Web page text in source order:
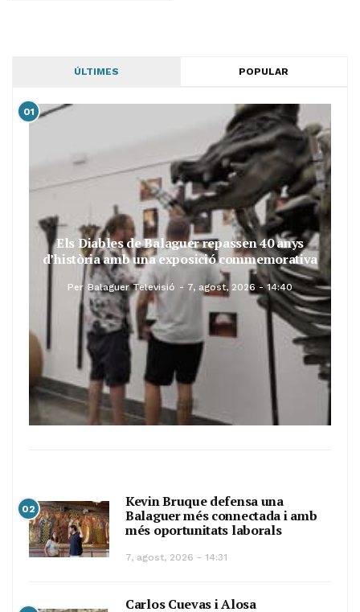
ÚLTIMES POPULAR
01
Els Diables de Balaguer repassen 40 anys
d’història amb una exposició commemorativa
Per Balaguer Televisió 7, agost, 2026 - 14:40
02
Kevin Bruque defensa una
Balaguer més connectada i amb
més oportunitats laborals
7, agost, 2026 - 14:31
Carlos Cuevas i Alosa